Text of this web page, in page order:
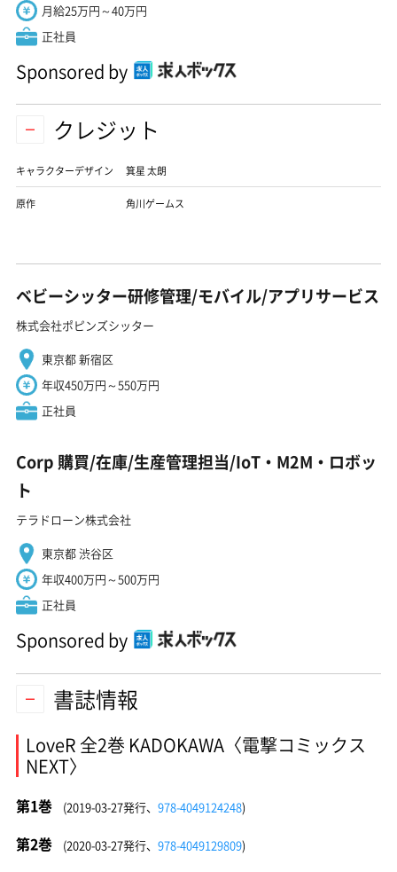
月給25万円～40万円
正社員
Sponsored by
クレジット
キャラクターデザイン 箕星 太朗
原作 角川ゲームス
ベビーシッター研修管理/モバイル/アプリサービス
株式会社ポピンズシッター
東京都 新宿区
年収450万円～550万円
正社員
Corp 購買/在庫/生産管理担当/IoT・M2M・ロボッ
ト
テラドローン株式会社
東京都 渋谷区
年収400万円～500万円
正社員
Sponsored by
書誌情報
LoveR 全2巻 KADOKAWA〈電撃コミックス
NEXT〉
第1巻 (2019-03-27発行、 978-4049124248)
第2巻 (2020-03-27発行、 978-4049129809)